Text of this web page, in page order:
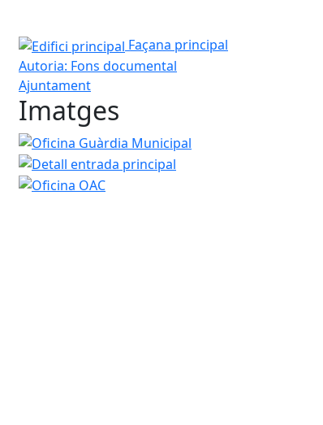
Edifici principal
Façana principal
Autoria: Fons documental
Ajuntament
Imatges
Oficina Guàrdia Municipal